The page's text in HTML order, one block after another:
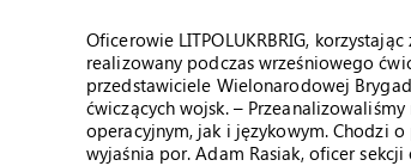
Oficerowie LITPOLUKRBRIG,
realizowany podczas wrześniowego
przedstawiciele Wielonarodowej
ćwiczących wojsk. –
operacyjnym, jak i językowym. Chodzi
wyjaśnia por. Adam Rasiak, oficer